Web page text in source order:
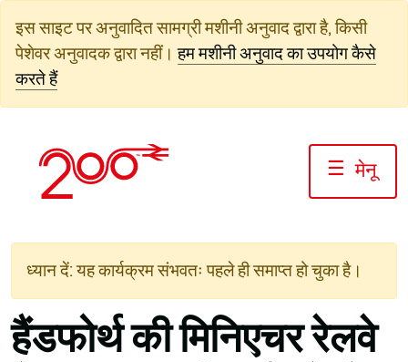
जाएं
इस साइट पर अनुवादित सामग्री मशीनी अनुवाद द्वारा है, किसी
पेशेवर अनुवादक द्वारा नहीं। हम मशीनी अनुवाद का उपयोग कैसे
करते हैं
☰ मेनू
ध्यान दें: यह कार्यक्रम संभवतः पहले ही समाप्त हो चुका है।
हैंडफोर्थ की मिनिएचर रेलवे